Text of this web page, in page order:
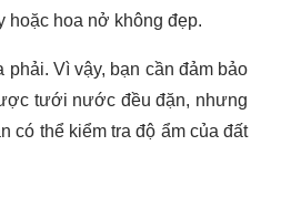
hoặc hoa nở không đẹp.
Vì vậy, bạn cần đảm bảo
tưới nước đều đặn, nhưng
có thể kiểm tra độ ẩm của đất